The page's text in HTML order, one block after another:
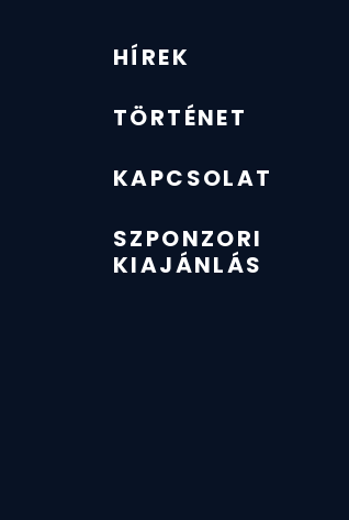
HÍREK
TÖRTÉNET
KAPCSOLAT
SZPONZORI
KIAJÁNLÁS